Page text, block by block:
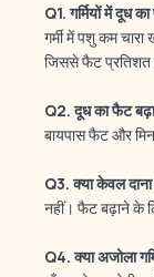
Q1.गर्मियोंमेंदूधका
गर्मी में पशु कम
जिससे फैट प्रतिशत
Q2.दूधकाफैट
बायपास फैट और
Q3.क्याकेवलदाना
नहीं। फैट बढ़ाने के
Q4.क्याअजोला